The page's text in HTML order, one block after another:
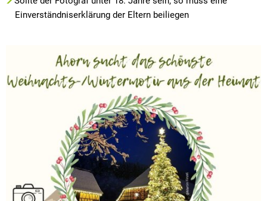
Einverständniserklärung der Eltern beiliegen